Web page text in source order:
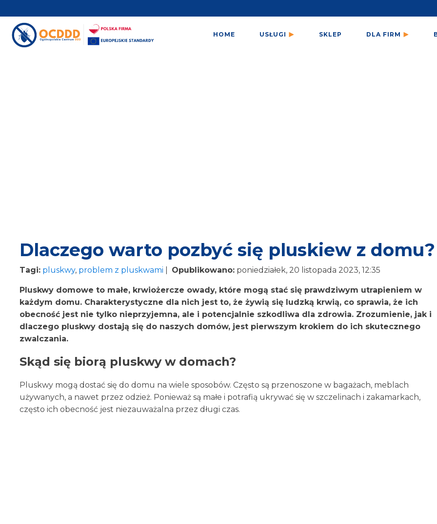
HOME USŁUGI SKLEP DLA FIRM
Dlaczego warto pozbyć się pluskiew z domu?
Tagi: pluskwy, problem z pluskwami Opublikowano: poniedziałek, 20 listopada 2023, 12:35
Pluskwy domowe to małe, krwiożercze owady, które mogą stać się prawdziwym utrapieniem w
każdym domu. Charakterystyczne dla nich jest to, że żywią się ludzką krwią, co sprawia, że ich
obecność jest nie tylko nieprzyjemna, ale i potencjalnie szkodliwa dla zdrowia. Zrozumienie, jak i
dlaczego pluskwy dostają się do naszych domów, jest pierwszym krokiem do ich skutecznego
zwalczania.
Skąd się biorą pluskwy w domach?
Pluskwy mogą dostać się do domu na wiele sposobów. Często są przenoszone w bagażach, meblach
używanych, a nawet przez odzież. Ponieważ są małe i potrafią ukrywać się w szczelinach i zakamarkach,
często ich obecność jest niezauważalna przez długi czas.